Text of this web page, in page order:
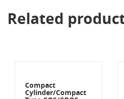
Related
Compact
Cylinder/Compact